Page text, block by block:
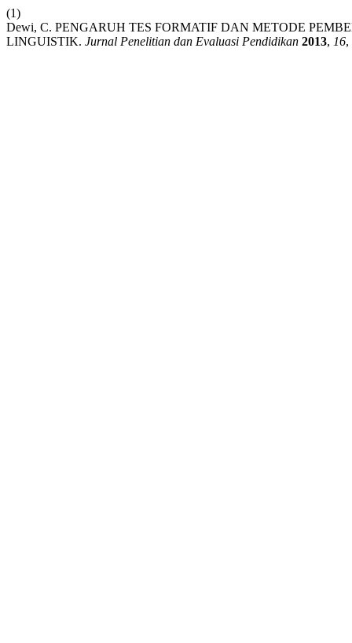
(1)
Dewi, C. PENGARUH TES FORMATIF DAN METODE
LINGUISTIK. Jurnal Penelitian dan Evaluasi Pendidikan 2013, 16,